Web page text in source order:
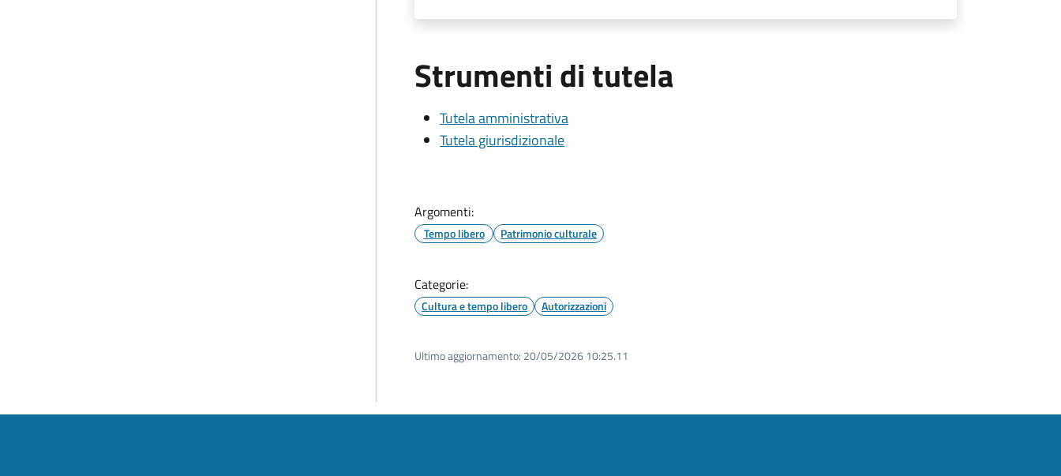
Strumenti di tutela
Tutela amministrativa
Tutela giurisdizionale
Argomenti:
Tempo libero Patrimonio culturale
Categorie:
Cultura e tempo libero Autorizzazioni
Ultimo aggiornamento: 20/05/2026 10:25.11